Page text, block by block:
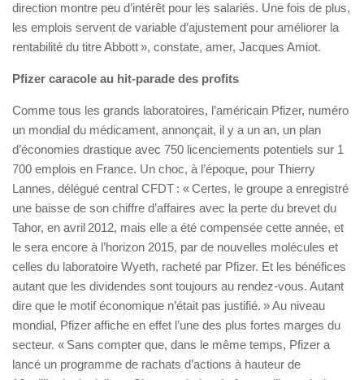
direction montre peu d’intérêt pour les salariés. Une fois de plus,
les emplois servent de variable d’ajustement pour améliorer la
rentabilité du titre Abbott », constate, amer, Jacques Amiot.
Pfizer caracole au hit-parade des profits
Comme tous les grands laboratoires, l’américain Pfizer, numéro
un mondial du médicament, annonçait, il y a un an, un plan
d’économies drastique avec 750 licenciements potentiels sur 1
700 emplois en France. Un choc, à l’époque, pour Thierry
Lannes, délégué central CFDT : « Certes, le groupe a enregistré
une baisse de son chiffre d’affaires avec la perte du brevet du
Tahor, en avril 2012, mais elle a été compensée cette année, et
le sera encore à l’horizon 2015, par de nouvelles molécules et
celles du laboratoire Wyeth, racheté par Pfizer. Et les bénéfices
autant que les dividendes sont toujours au rendez-vous. Autant
dire que le motif économique n’était pas justifié. » Au niveau
mondial, Pfizer affiche en effet l’une des plus fortes marges du
secteur. « Sans compter que, dans le même temps, Pfizer a
lancé un programme de rachats d’actions à hauteur de